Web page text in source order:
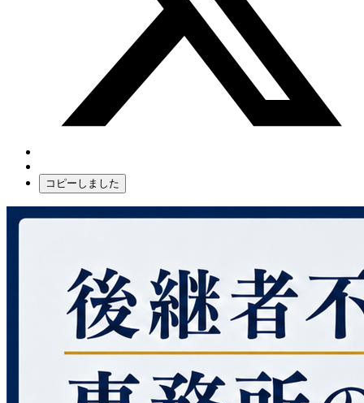
コピーしました